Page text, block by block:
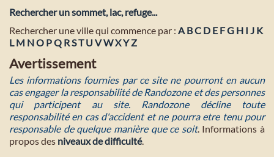
Rechercher un sommet, lac, refuge...
Rechercher une ville qui commence par : A BC D E FG H I J K
L M NO PQ RST U VWXYZ
Avertissement
Les informations fournies par ce site ne pourront en aucun
cas engager la responsabilité de Randozone et des personnes
qui participent au site. Randozone décline toute
responsabilité en cas d'accident et ne pourra etre tenu pour
responsable de quelque manière que ce soit. Informations à
propos des niveaux de difficulté.